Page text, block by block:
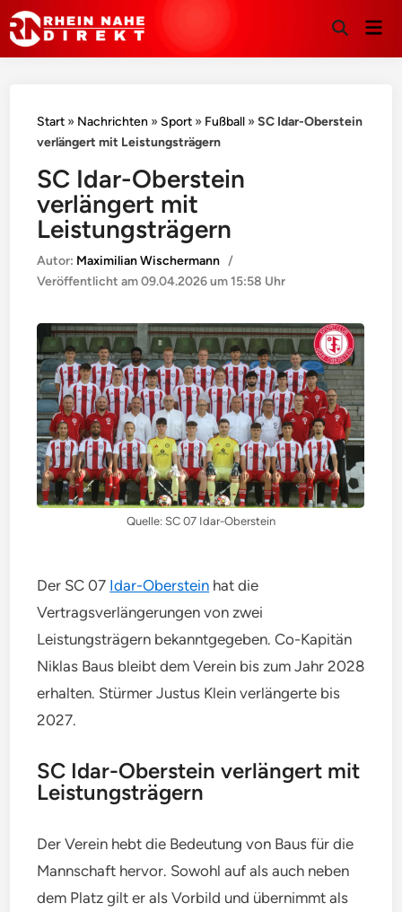
Suche
Start » Nachrichten » Sport » Fußball »SC Idar-Oberstein
verlängert mit Leistungsträgern
SC Idar-Oberstein
verlängert mit
Leistungsträgern
Autor: Maximilian Wischermann /
Veröffentlicht am09.04.2026 um 15:58 Uhr
Quelle: SC 07 Idar-Oberstein
Der SC 07 Idar-Oberstein hat die
Vertragsverlängerungen von zwei
Leistungsträgern bekanntgegeben. Co-Kapitän
Niklas Baus bleibt dem Verein bis zum Jahr 2028
erhalten. Stürmer Justus Klein verlängerte bis
2027.
SC Idar-Oberstein verlängert mit
Leistungsträgern
Der Verein hebt die Bedeutung von Baus für die
Mannschaft hervor. Sowohl auf als auch neben
dem Platz gilt er als Vorbild und übernimmt als